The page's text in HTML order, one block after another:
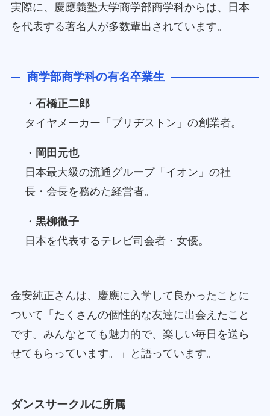
実際に、慶應義塾大学商学部商学科からは、日本
を代表する著名人が多数輩出されています。
商学部商学科の有名卒業生
・石橋正二郎
タイヤメーカー「ブリヂストン」の創業者。
・ 岡田元也
日本最大級の流通グループ「イオン」の社
長・会長を務めた経営者。
・黒柳徹子
日本を代表するテレビ司会者・女優。
金安純正さんは、慶應に入学して良かったことに
ついて「たくさんの個性的な友達に出会えたこと
です。みんなとても魅力的で、楽しい毎日を送ら
せてもらっています。」と語っています。
ダンスサークルに所属